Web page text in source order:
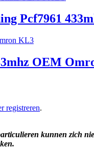
Pcf7961
OEM
registreren.
kunnen zich